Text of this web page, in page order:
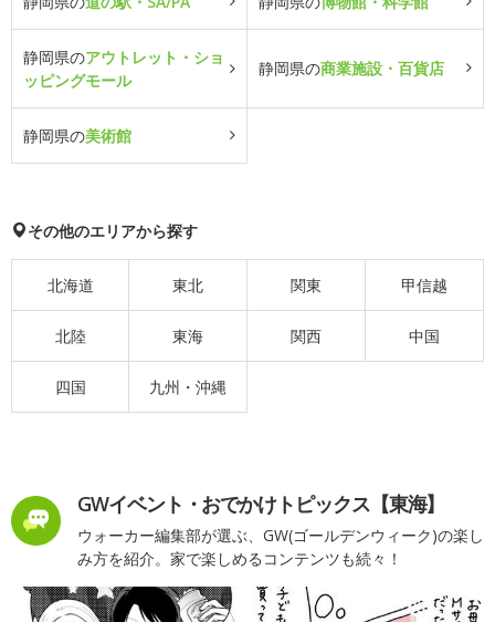
静岡県のアウトレット・ショ
ッピングモール
静岡県の商業施設・百貨店
静岡県の美術館
その他のエリアから探す
北海道 東北 関東 甲信越
北陸 東海 関西 中国
四国 九州・沖縄
GWイベント・おでかけトピックス【東海】
ウォーカー編集部が選ぶ、GW(ゴールデンウィーク)の楽し
み方を紹介。家で楽しめるコンテンツも続々！